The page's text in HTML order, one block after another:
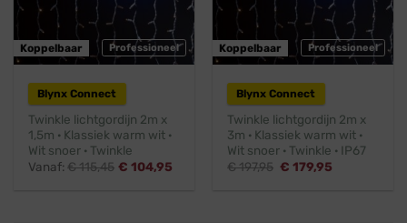
Professioneel
Koppelbaar
Blynx Connect
Twinkle lichtgordijn 2m x
1,5m · Klassiek warm wit ·
Wit snoer · Twinkle
Vanaf:€115,45 € 104,95
Professioneel
Koppelbaar
Blynx Connect
Twinkle lichtgordijn 2m x
3m · Klassiek warm wit ·
Wit snoer · Twinkle · IP67
€197,95 Oorspronkelijke
€ 179,95